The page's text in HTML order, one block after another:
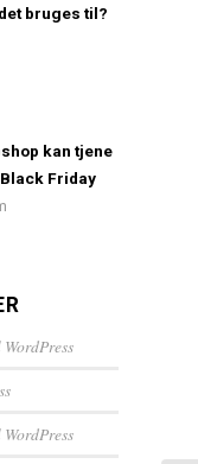
bruges til?
kan tjene
Friday